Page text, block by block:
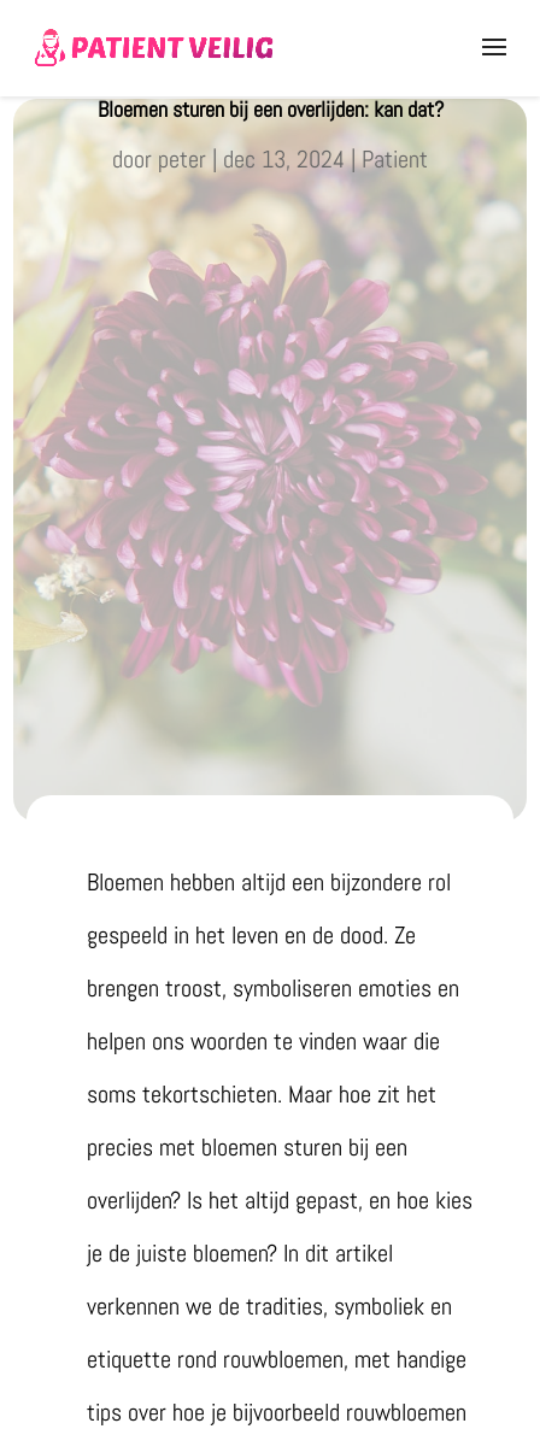
Bloemen sturen bij een overlijden: kan dat?
door peter | dec 13, 2024|Patient
Bloemen hebben altijd een bijzondere rol
gespeeld in het leven en de dood. Ze
brengen troost, symboliseren emoties en
helpen ons woorden te vinden waar die
soms tekortschieten. Maar hoe zit het
precies met bloemen sturen bij een
overlijden? Is het altijd gepast, en hoe kies
je de juiste bloemen? In dit artikel
verkennen we de tradities, symboliek en
etiquette rond rouwbloemen, met handige
tips over hoe je bijvoorbeeld rouwbloemen